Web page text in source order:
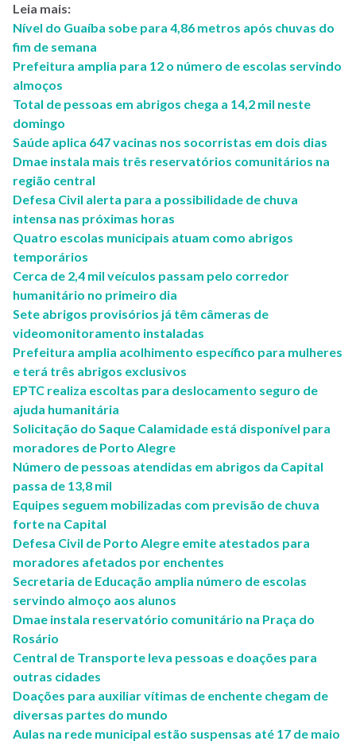
Leia mais:
Nível do Guaíba sobe para 4,86 metros após chuvas do
fim de semana
Prefeitura amplia para 12 o número de escolas servindo
almoços
Total de pessoas em abrigos chega a 14,2 mil neste
domingo
Saúde aplica 647 vacinas nos socorristas em dois dias
Dmae instala mais três reservatórios comunitários na
região central
Defesa Civil alerta para a possibilidade de chuva
intensa nas próximas horas
Quatro escolas municipais atuam como abrigos
temporários
Cerca de 2,4 mil veículos passam pelo corredor
humanitário no primeiro dia
Sete abrigos provisórios já têm câmeras de
videomonitoramento instaladas
Prefeitura amplia acolhimento específico para mulheres
e terá três abrigos exclusivos
EPTC realiza escoltas para deslocamento seguro de
ajuda humanitária
Solicitação do Saque Calamidade está disponível para
moradores de Porto Alegre
Número de pessoas atendidas em abrigos da Capital
passa de 13,8 mil
Equipes seguem mobilizadas com previsão de chuva
forte na Capital
Defesa Civil de Porto Alegre emite atestados para
moradores afetados por enchentes
Secretaria de Educação amplia número de escolas
servindo almoço aos alunos
Dmae instala reservatório comunitário na Praça do
Rosário
Central de Transporte leva pessoas e doações para
outras cidades
Doações para auxiliar vítimas de enchente chegam de
diversas partes do mundo
Aulas na rede municipal estão suspensas até 17 de maio